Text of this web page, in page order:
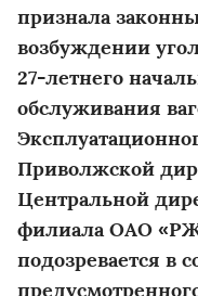
признала
возбуждении
27-летнего
обслуживания
Приволжской
Центральной
филиала ОАО
подозревается в